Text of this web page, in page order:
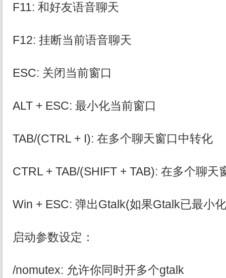
F11: 和好友语音聊天
F12: 挂断当前语音聊天
ESC: 关闭当前窗口
ALT + ESC: 最小化当前窗口
TAB/(CTRL + I): 在多个聊天窗口中转化
CTRL + TAB/(SHIFT + TAB): 在多个聊天
Win + ESC: 弹出Gtalk(如果Gtalk已最小
启动参数设定：
/nomutex: 允许你同时开多个gtalk